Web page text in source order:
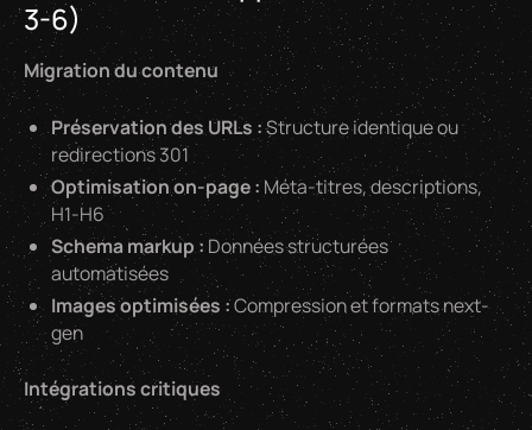
3-6)
Migration du contenu
Préservation des URLs :Structure identique ou
redirections 301
Optimisation on-page :Méta-titres, descriptions,
H1-H6
Schema markup : Données structurées
automatisées
Images optimisées :Compression et formats next-
gen
Intégrations critiques